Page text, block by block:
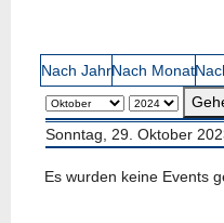
Nach JahrNach Monat
Sonntag, 29. Oktober
Es wurden keine Events